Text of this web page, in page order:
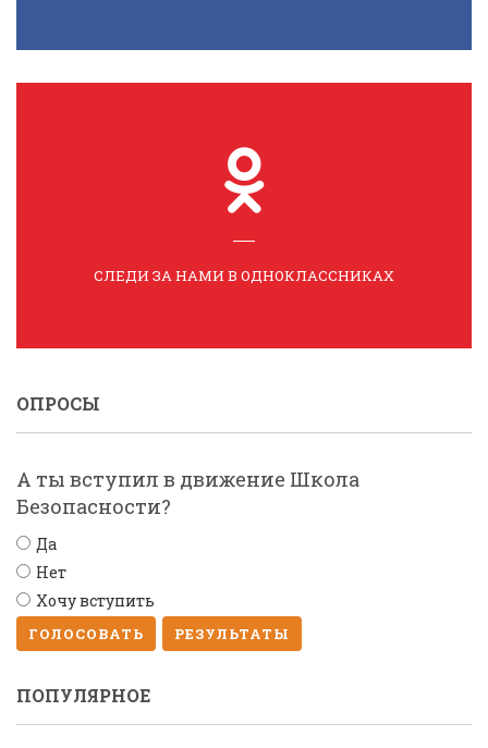
СЛЕДИ ЗА НАМИ В ОДНОКЛАССНИКАХ
ОПРОСЫ
А ты вступил в движение Школа
Безопасности?
Да
Нет
Хочу вступить
ГОЛОСОВАТЬ РЕЗУЛЬТАТЫ
ПОПУЛЯРНОЕ